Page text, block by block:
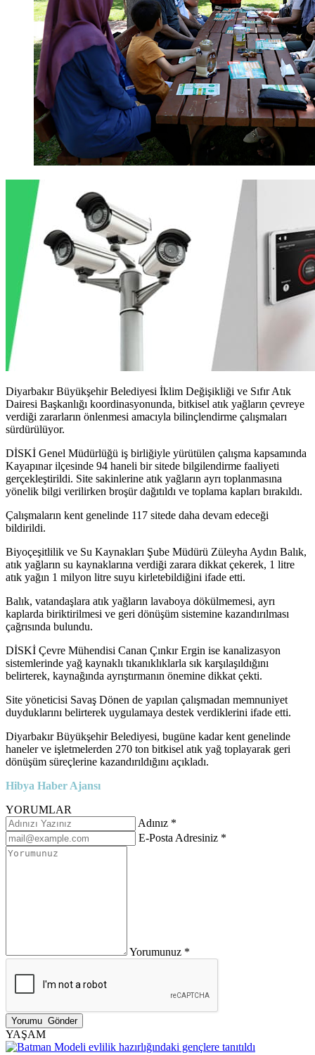
Diyarbakır Büyükşehir Belediyesi İklim Değişikliği ve Sıfır Atık
Dairesi Başkanlığı koordinasyonunda, bitkisel atık yağların çevreye
verdiği zararların önlenmesi amacıyla bilinçlendirme çalışmaları
sürdürülüyor.
DİSKİ Genel Müdürlüğü iş birliğiyle yürütülen çalışma kapsamında
Kayapınar ilçesinde 94 haneli bir sitede bilgilendirme faaliyeti
gerçekleştirildi. Site sakinlerine atık yağların ayrı toplanmasına
yönelik bilgi verilirken broşür dağıtıldı ve toplama kapları bırakıldı.
Çalışmaların kent genelinde 117 sitede daha devam edeceği
bildirildi.
Biyoçeşitlilik ve Su Kaynakları Şube Müdürü Züleyha Aydın Balık,
atık yağların su kaynaklarına verdiği zarara dikkat çekerek, 1 litre
atık yağın 1 milyon litre suyu kirletebildiğini ifade etti.
Balık, vatandaşlara atık yağların lavaboya dökülmemesi, ayrı
kaplarda biriktirilmesi ve geri dönüşüm sistemine kazandırılması
çağrısında bulundu.
DİSKİ Çevre Mühendisi Canan Çınkır Ergin ise kanalizasyon
sistemlerinde yağ kaynaklı tıkanıklıklarla sık karşılaşıldığını
belirterek, kaynağında ayrıştırmanın önemine dikkat çekti.
Site yöneticisi Savaş Dönen de yapılan çalışmadan memnuniyet
duyduklarını belirterek uygulamaya destek verdiklerini ifade etti.
Diyarbakır Büyükşehir Belediyesi, bugüne kadar kent genelinde
haneler ve işletmelerden 270 ton bitkisel atık yağ toplayarak geri
dönüşüm süreçlerine kazandırıldığını açıkladı.
Hibya Haber Ajansı
YORUMLAR
Adınız *
E-Posta Adresiniz *
Yorumunuz *
YAŞAM